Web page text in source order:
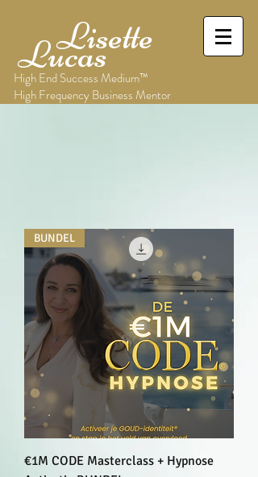
Lisette
Lucas
High End Success Medium™
High Frequency Business Mentor
BUNDEL
€1M CODE Masterclass + Hypnose